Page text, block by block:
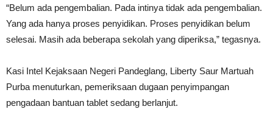
“Belum ada pengembalian. Pada intinya tidak ada pengembalian.
Yang ada hanya proses penyidikan. Proses penyidikan belum
selesai. Masih ada beberapa sekolah yang diperiksa,” tegasnya.
Kasi Intel Kejaksaan Negeri Pandeglang, Liberty Saur Martuah
Purba menuturkan, pemeriksaan dugaan penyimpangan
pengadaan bantuan tablet sedang berlanjut.